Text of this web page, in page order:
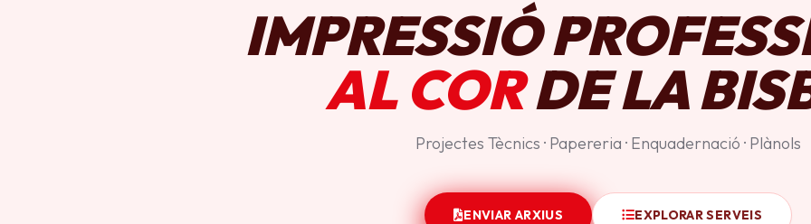
IMPRESSIÓ
AL CORDE LA
Projectes Tècnics · Papereria · Enquadernació · Plànols
ENVIAR ARXIUS EXPLORAR SERVEIS